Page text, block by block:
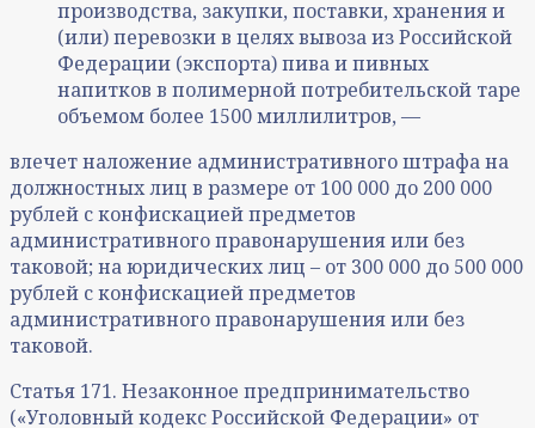
производства, закупки, поставки, хранения и
(или) перевозки в целях вывоза из Российской
Федерации (экспорта) пива и пивных
напитков в полимерной потребительской таре
объемом более 1500 миллилитров, —
влечет наложение административного штрафа на
должностных лиц в размере от 100 000 до 200 000
рублей с конфискацией предметов
административного правонарушения или без
таковой; на юридических лиц – от 300 000 до 500 000
рублей с конфискацией предметов
административного правонарушения или без
таковой.
Статья 171. Незаконное предпринимательство
(«Уголовный кодекс Российской Федерации» от